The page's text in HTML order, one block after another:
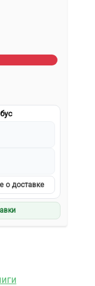
о доставке